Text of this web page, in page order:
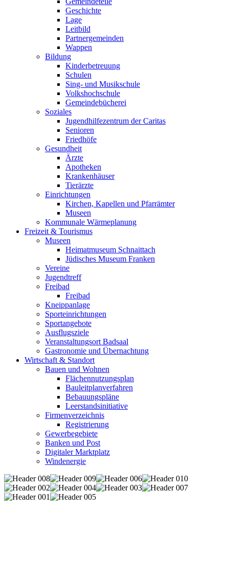
Geschichte
Lage
Leitbild
Partnergemeinden
Wappen
Bildung
Kinderbetreuung
Schulen
Sing- und Musikschule
Volkshochschule
Gemeindebücherei
Soziales
Jugendhilfezentrum der Caritas
Senioren
Friedhöfe
Gesundheit
Ärzte
Apotheken
Krankenhäuser
Tierärzte
Einrichtungen
Kirchen, Kapellen und Pfarrämter
Museen
Kommunale Wärmeplanung
Freizeit & Tourismus
Museen
Heimatmuseum Schnaittach
Jüdisches Museum Franken
Vereine
Jugendtreff
Freibad
Freibad
Kneippanlage
Sporteinrichtungen
Sportangebote
Ausflugsziele
Veranstaltungsort Badsaal
Gastronomie und Übernachtung
Wirtschaft & Standort
Bauen und Wohnen
Flächennutzungsplan
Bauleitplanverfahren
Bebauungspläne
Leerstandsinitiative
Firmenverzeichnis
Registrierung
Gewerbegebiete
Banken und Post
Digitaler Marktplatz
Windenergie